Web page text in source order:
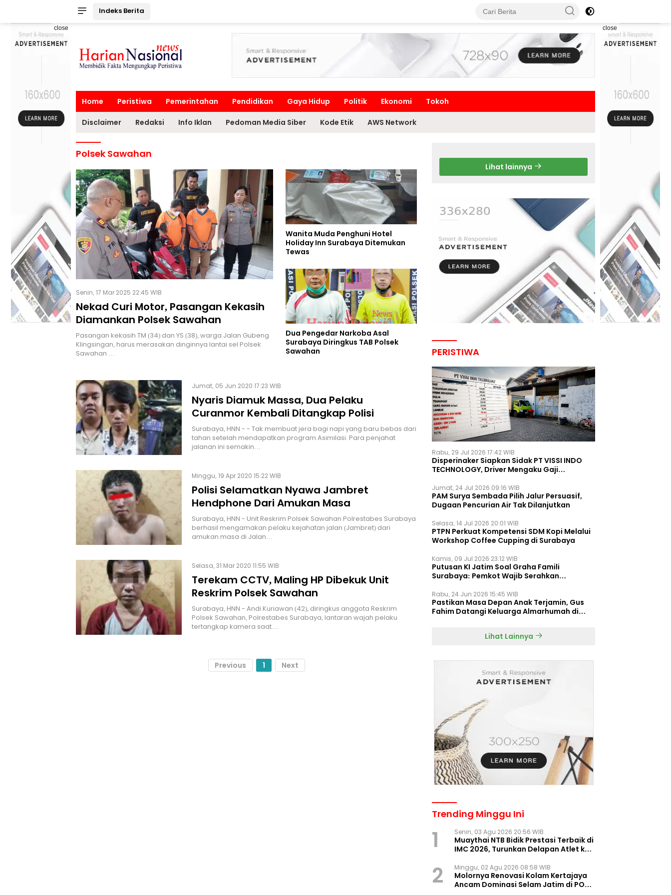
Indeks Berita
close close
Home Peristiwa Pemerintahan Pendidikan Gaya Hidup Politik Ekonomi Tokoh
Disclaimer Redaksi Info Iklan Pedoman Media Siber Kode Etik AWS Network
Polsek Sawahan
Senin, 17 Mar 2025 22:45 WIB
Nekad Curi Motor, Pasangan Kekasih
Diamankan Polsek Sawahan
Pasangan kekasih TM (34) dan YS (38), warga Jalan Gubeng
Klingsingan, harus merasakan dinginnya lantai sel Polsek
Sawahan …
Wanita Muda Penghuni Hotel
Holiday Inn Surabaya Ditemukan
Tewas
Dua Pengedar Narkoba Asal
Surabaya Diringkus TAB Polsek
Sawahan
Jumat, 05 Jun 2020 17:23 WIB
Nyaris Diamuk Massa, Dua Pelaku
Curanmor Kembali Ditangkap Polisi
Surabaya, HNN - - Tak membuat jera bagi napi yang baru bebas dari
tahan setelah mendapatkan program Asimilasi. Para penjahat
jalanan ini semakin…
Minggu, 19 Apr 2020 15:22 WIB
Polisi Selamatkan Nyawa Jambret
Hendphone Dari Amukan Masa
Surabaya, HNN - Unit Reskrim Polsek Sawahan Polrestabes Surabaya
berhasil mengamakan pelaku kejahatan jalan (Jambret) dari
amukan masa di Jalan…
Selasa, 31 Mar 2020 11:55 WIB
Terekam CCTV, Maling HP Dibekuk Unit
Reskrim Polsek Sawahan
Surabaya, HNN - Andi Kuriawan (42), diringkus anggota Reskrim
Polsek Sawahan, Polrestabes Surabaya, lantaran wajah pelaku
tertangkap kamera saat…
Previous 1 Next
Lihat lainnya
PERISTIWA
Rabu, 29 Jul 2026 17:42 WIB
Disperinaker Siapkan Sidak PT VISSI INDO
TECHNOLOGY, Driver Mengaku Gaji
Jumat, 24 Jul 2026 09:16 WIB
PAM Surya Sembada Pilih Jalur Persuasif,
Dugaan Pencurian Air Tak Dilanjutkan
Selasa, 14 Jul 2026 20:01 WIB
PTPN Perkuat Kompetensi SDM Kopi Melalui
Workshop Coffee Cupping di Surabaya
Kamis, 09 Jul 2026 23:12 WIB
Putusan KI Jatim Soal Graha Famili
Surabaya: Pemkot Wajib Serahkan
Rabu, 24 Jun 2026 15:45 WIB
Pastikan Masa Depan Anak Terjamin, Gus
Fahim Datangi Keluarga Almarhumah di
Lihat Lainnya
Trending Minggu Ini
1 Senin, 03 Agu 2026 20:56 WIB
Muaythai NTB Bidik Prestasi Terbaik di
IMC 2026, Turunkan Delapan Atlet ke
2 Minggu, 02 Agu 2026 08:58 WIB
Molornya Renovasi Kolam Kertajaya
Ancam Dominasi Selam Jatim di PON